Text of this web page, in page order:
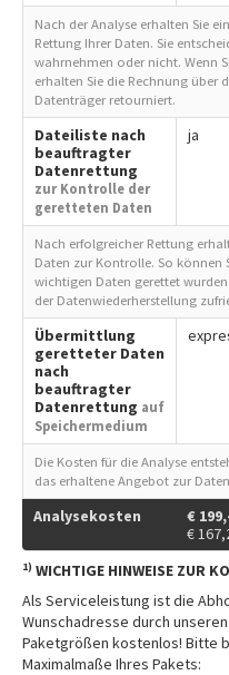
Nach der Analyse erhalten Sie
Rettung Ihrer Daten. Sie
wahrnehmen oder nicht. Wenn
erhalten Sie die Rechnung über
Datenträger retourniert.
Dateiliste nach
beauftragter
Datenrettung
zur Kontrolle der
geretteten Daten
ja
Nach erfolgreicher Rettung
Daten zur Kontrolle. So können
wichtigen Daten gerettet
der Datenwiederherstellung
Übermittlung
geretteter Daten
nach
beauftragter
Datenrettung auf
Speichermedium
Die Kosten für die Analyse
das erhaltene Angebot zur
Analysekosten €
€
1) WICHTIGE HINWEISE ZUR
Als Serviceleistung ist die
Wunschadresse durch
Paketgrößen kostenlos! Bitte
Maximalmaße Ihres Pakets: